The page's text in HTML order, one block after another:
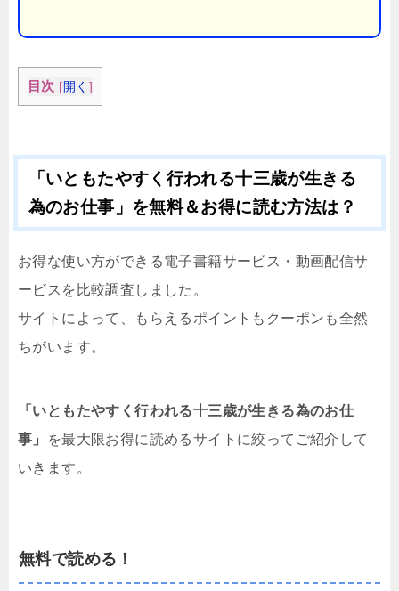
目次 [開く ]
「いともたやすく行われる十三歳が生きる
為のお仕事」を無料＆お得に読む方法は？
お得な使い方ができる電子書籍サービス・動画配信サ
ービスを比較調査しました。
サイトによって、もらえるポイントもクーポンも全然
ちがいます。
「いともたやすく行われる十三歳が生きる為のお仕
事」
を最大限お得に読めるサイトに絞ってご紹介して
いきます。
無料で読める！